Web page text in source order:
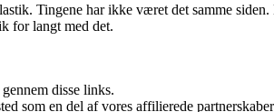
Tingene har ikke været det samme
for langt med det.
disse links.
en del af vores affilierede